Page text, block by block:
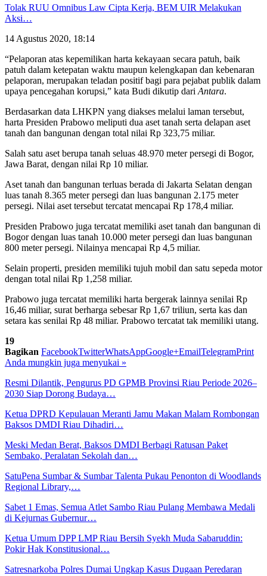
Tolak RUU Omnibus Law Cipta Kerja, BEM UIR Melakukan
Aksi…
14 Agustus 2020, 18:14
“Pelaporan atas kepemilikan harta kekayaan secara patuh, baik
patuh dalam ketepatan waktu maupun kelengkapan dan kebenaran
pelaporan, merupakan teladan positif bagi para pejabat publik dalam
upaya pencegahan korupsi,” kata Budi dikutip dari Antara.
Berdasarkan data LHKPN yang diakses melalui laman tersebut,
harta Presiden Prabowo meliputi dua aset tanah serta delapan aset
tanah dan bangunan dengan total nilai Rp 323,75 miliar.
Salah satu aset berupa tanah seluas 48.970 meter persegi di Bogor,
Jawa Barat, dengan nilai Rp 10 miliar.
Aset tanah dan bangunan terluas berada di Jakarta Selatan dengan
luas tanah 8.365 meter persegi dan luas bangunan 2.175 meter
persegi. Nilai aset tersebut tercatat mencapai Rp 178,4 miliar.
Presiden Prabowo juga tercatat memiliki aset tanah dan bangunan di
Bogor dengan luas tanah 10.000 meter persegi dan luas bangunan
800 meter persegi. Nilainya mencapai Rp 4,5 miliar.
Selain properti, presiden memiliki tujuh mobil dan satu sepeda motor
dengan total nilai Rp 1,258 miliar.
Prabowo juga tercatat memiliki harta bergerak lainnya senilai Rp
16,46 miliar, surat berharga sebesar Rp 1,67 triliun, serta kas dan
setara kas senilai Rp 48 miliar. Prabowo tercatat tak memiliki utang.
19
Bagikan FacebookTwitterWhatsAppGoogle+EmailTelegramPrint
Anda mungkin juga menyukai »
Resmi Dilantik, Pengurus PD GPMB Provinsi Riau Periode 2026–
2030 Siap Dorong Budaya…
Ketua DPRD Kepulauan Meranti Jamu Makan Malam Rombongan
Baksos DMDI Riau Dihadiri…
Meski Medan Berat, Baksos DMDI Berbagi Ratusan Paket
Sembako, Peralatan Sekolah dan…
SatuPena Sumbar & Sumbar Talenta Pukau Penonton di Woodlands
Regional Library,…
Sabet 1 Emas, Semua Atlet Sambo Riau Pulang Membawa Medali
di Kejurnas Gubernur…
Ketua Umum DPP LMP Riau Bersih Syekh Muda Sabaruddin:
Pokir Hak Konstitusional…
Satresnarkoba Polres Dumai Ungkap Kasus Dugaan Peredaran